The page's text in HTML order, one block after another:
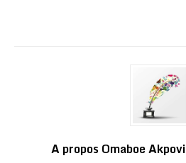
A propos Omaboe Akpovi